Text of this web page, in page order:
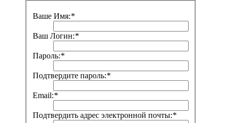
Ваше Имя:*
Ваш Логин:*
Пароль:*
Подтвердите пароль:*
Email:*
Подтвердить адрес электронной почты:*